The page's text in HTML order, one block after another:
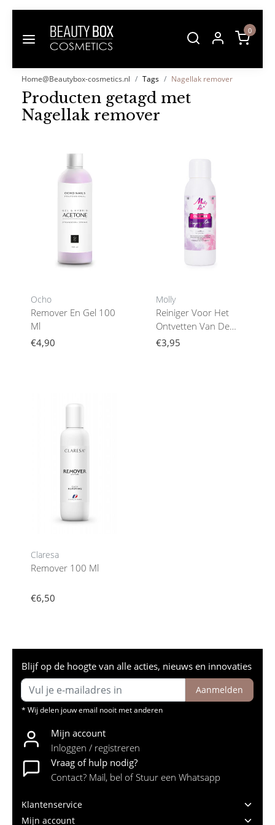
0
Home@Beautybox-cosmetics.nl Tags Nagellak remover
Producten getagd met
Nagellak remover
Ocho
Remover En Gel 100
Ml
€4,90
Molly
Reiniger Voor Het
Ontvetten Van De
Nagelplaat Ik Zal Je
€3,95
Claresa
Remover 100 Ml
€6,50
Blijf op de hoogte van alle acties, nieuws en innovaties
Aanmelden
* Wij delen jouw email nooit met anderen
Mijn account
Inloggen / registreren
Vraag of hulp nodig?
Contact? Mail, bel of Stuur een Whatsapp
Klantenservice
Mijn account